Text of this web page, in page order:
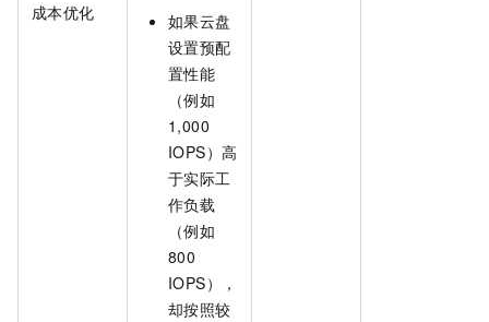
成本优化
如果云盘
设置预配
置性能
（例如
1,000
IOPS）高
于实际工
作负载
（例如
800
IOPS），
却按照较